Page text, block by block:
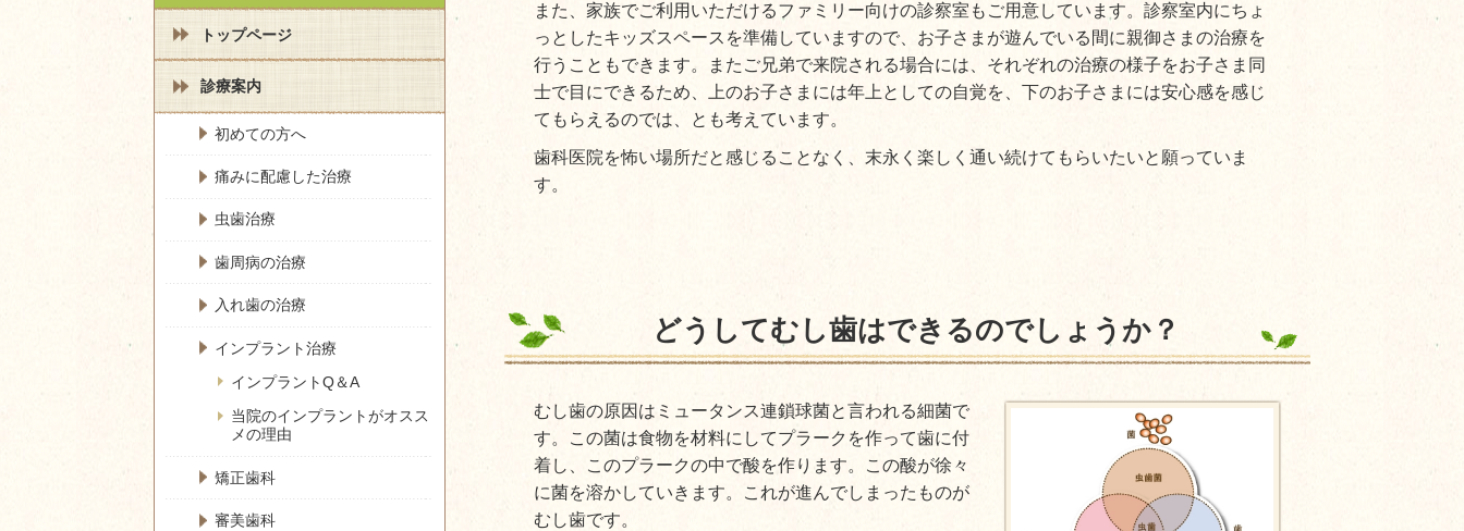
また、家族でご利用いただけるファミリー向けの診察室もご用意しています。診察室内にちょ
っとしたキッズスペースを準備していますので、お子さまが遊んでいる間に親御さまの治療を
行うこともできます。またご兄弟で来院される場合には、それぞれの治療の様子をお子さま同
士で目にできるため、上のお子さまには年上としての自覚を、下のお子さまには安心感を感じ
てもらえるのでは、とも考えています。
歯科医院を怖い場所だと感じることなく、末永く楽しく通い続けてもらいたいと願っていま
す。
どうしてむし歯はできるのでしょうか？
むし歯の原因はミュータンス連鎖球菌と言われる細菌で
す。この菌は食物を材料にしてプラークを作って歯に付
着し、このプラークの中で酸を作ります。この酸が徐々
に菌を溶かしていきます。これが進んでしまったものが
むし歯です。
トップページ
診療案内
初めての方へ
痛みに配慮した治療
虫歯治療
歯周病の治療
入れ歯の治療
インプラント治療
インプラントQ＆A
当院のインプラントがオスス
メの理由
矯正歯科
審美歯科